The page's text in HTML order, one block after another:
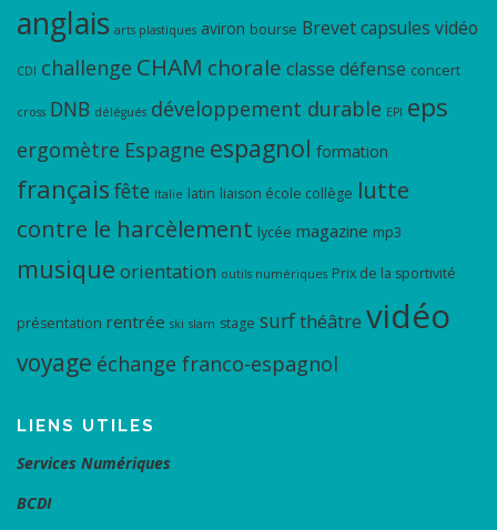
anglais arts plastiques aviron bourse Brevetcapsules vidéo
CDI challenge CHAM chorale classe défense concert
cross DNB délégués développement durable EPI eps
ergomètre Espagne espagnol formation
français fête Italie latin liaison école collège lutte
contre le harcèlement lycée magazine mp3
musique orientation outils numériques Prix de la sportivité
présentation rentrée ski slam stage surfthéâtre vidéo
voyage échange franco-espagnol
LIENS UTILES
Services Numériques
BCDI